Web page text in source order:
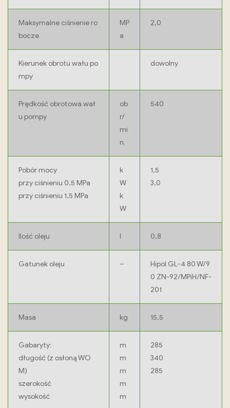
Maksymalne ciśnienie ro
bocze
MP
a
2,0
Kierunek obrotu wału po
mpy
dowolny
Prędkość obrotowa wał
u pompy
ob
r/
mi
n.
540
Pobór mocy
przy ciśnieniu 0,5 MPa
przy ciśnieniu 1,5 MPa
k
W
k
W
1,5
3,0
Ilość oleju l 0,8
Gatunek oleju –
Hipol GL-4 80 W/9
0 ZN-92/MPiH/NF-
201
Masa kg 15,5
Gabaryty:
długość (z osłoną WO
M)
szerokość
wysokość
m
m
m
m
m
285
340
285